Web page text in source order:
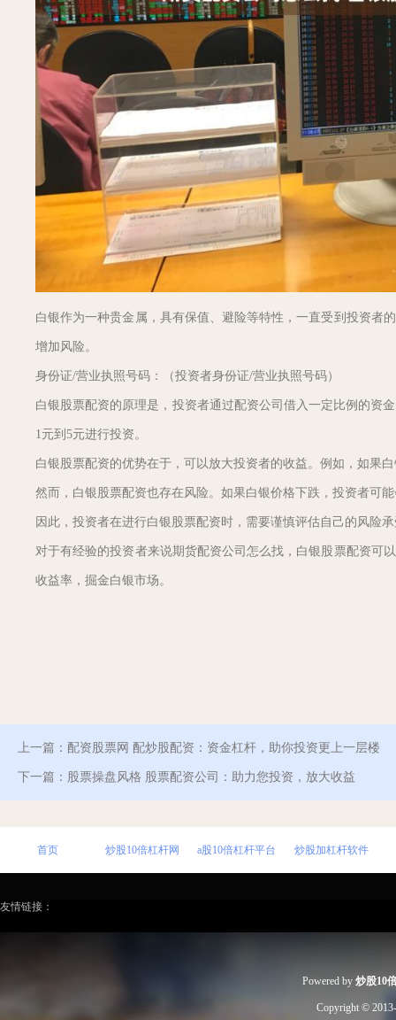
白银作为一种贵金属，具有保值、避险等特性，一直受到投资者
增加风险。
身份证/营业执照号码：（投资者身份证/营业执照号码）
白银股票配资的原理是，投资者通过配资公司借入一定比例的资
1元到5元进行投资。
白银股票配资的优势在于，可以放大投资者的收益。例如，如果
然而，白银股票配资也存在风险。如果白银价格下跌，投资者可
因此，投资者在进行白银股票配资时，需要谨慎评估自己的风险
对于有经验的投资者来说期货配资公司怎么找，白银股票配资可
收益率，掘金白银市场。
上一篇： 配资股票网 配炒股配资：资金杠杆，助你投资更上一层楼
下一篇： 股票操盘风格 股票配资公司：助力您投资，放大收益
首页 炒股10倍杠杆网 a股10倍杠杆平台 炒股加杠杆软件
友情链接：
Powered by 炒股10
Copyright ©